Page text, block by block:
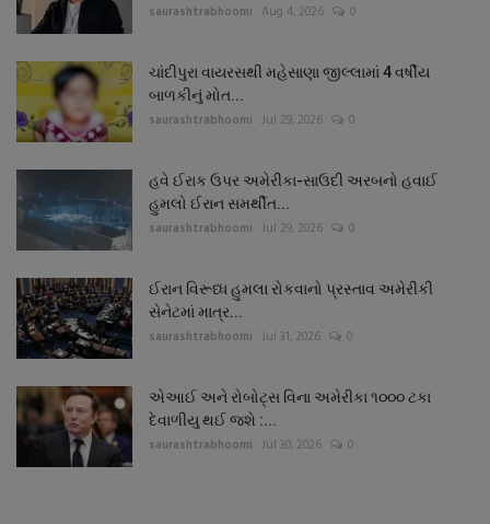
saurashtrabhoomi Aug 4, 2026 0
ચાંદીપુરા વાયરસથી મહેસાણા જીલ્લામાં 4 વર્ષીય
બાળકીનું મોત...
saurashtrabhoomi Jul 29, 2026 0
હવે ઈરાક ઉપર અમેરીકા-સાઉદી અરબનો હવાઈ
હુમલો ઈરાન સમર્થીત...
saurashtrabhoomi Jul 29, 2026 0
ઈરાન વિરૂધ્ધ હુમલા રોકવાનો પ્રસ્તાવ અમેરીકી
સેનેટમાં માત્ર...
saurashtrabhoomi Jul 31, 2026 0
એઆઈ અને રોબોટ્સ વિના અમેરીકા ૧૦૦૦ ટકા
દેવાળીયુ થઈ જશે :...
saurashtrabhoomi Jul 30, 2026 0